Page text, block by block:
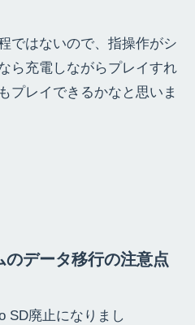
ではないので、指操作がシ
ら充電しながらプレイすれ
プレイできるかなと思いま
データ移行の注意点
SD廃止になりまし